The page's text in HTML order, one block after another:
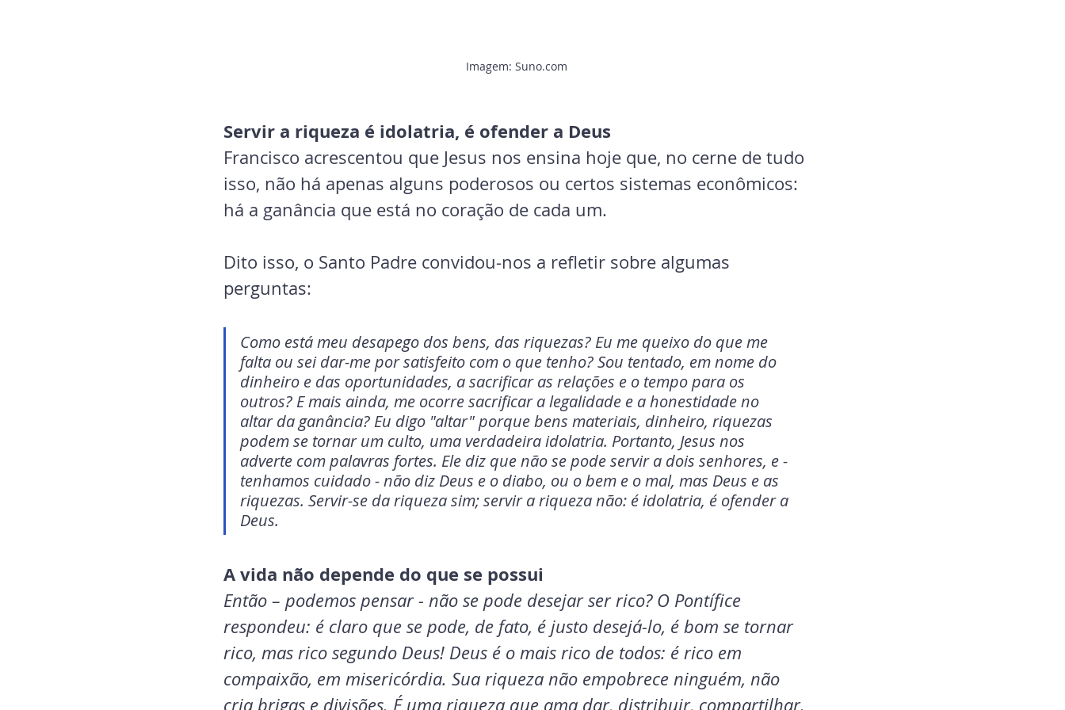
Imagem: Suno.com
Servir a riqueza é idolatria, é ofender a Deus
Francisco acrescentou que Jesus nos ensina hoje que, no cerne de tudo
isso, não há apenas alguns poderosos ou certos sistemas econômicos:
há a ganância que está no coração de cada um.
Dito isso, o Santo Padre convidou-nos a refletir sobre algumas
perguntas:
Como está meu desapego dos bens, das riquezas? Eu me queixo do que me
falta ou sei dar-me por satisfeito com o que tenho? Sou tentado, em nome do
dinheiro e das oportunidades, a sacrificar as relações e o tempo para os
outros? E mais ainda, me ocorre sacrificar a legalidade e a honestidade no
altar da ganância? Eu digo "altar" porque bens materiais, dinheiro, riquezas
podem se tornar um culto, uma verdadeira idolatria. Portanto, Jesus nos
adverte com palavras fortes. Ele diz que não se pode servir a dois senhores, e -
tenhamos cuidado - não diz Deus e o diabo, ou o bem e o mal, mas Deus e as
riquezas. Servir-se da riqueza sim; servir a riqueza não: é idolatria, é ofender a
Deus.
A vida não depende do que se possui
Então – podemos pensar - não se pode desejar ser rico? O Pontífice
respondeu: é claro que se pode, de fato, é justo desejá-lo, é bom se tornar
rico, mas rico segundo Deus! Deus é o mais rico de todos: é rico em
compaixão, em misericórdia. Sua riqueza não empobrece ninguém, não
cria brigas e divisões. É uma riqueza que ama dar, distribuir, compartilhar.